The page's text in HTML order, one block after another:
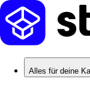
Alles für deine